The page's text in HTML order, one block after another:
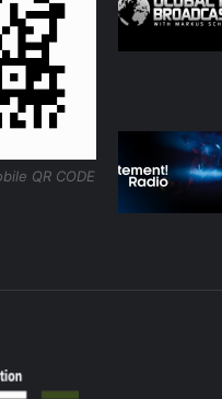
QR CODE